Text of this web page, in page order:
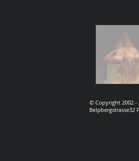
© Copyright 2002 -
Belpbergstrasse32